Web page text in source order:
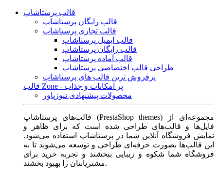
قالب پرستاشاپ
قالب رایگان پرستاشاپ
قالب تجاری پرستاشاپ
قالب ایمیل پرستاشاپ
قالب رایگان پرستاشاپ
قالب آماده پرستاشاپ
طراحی قالب اختصاصی پرستاشاپ
پرفروش ترین قالب های پرستاشاپ
قالب Zone - پر امکانات و جذاب
محصولات پیشنهادی نیوزپاور
قالب‌های پرستاشاپ (PrestaShop themes) مجموعه‌ای از
فایل‌ها و قالب‌های طراحی شده است که برای ظاهر و
نمایش فروشگاه آنلاین شما در پرستاشاپ استفاده می‌شود.
این قالب‌ها بصورت حرفه‌ای طراحی و توسعه می‌شوند تا به
فروشگاه شما شکوه و زیبایی ببخشند و تجربه خرید برای
مشتریانتان را بهبود بخشند.